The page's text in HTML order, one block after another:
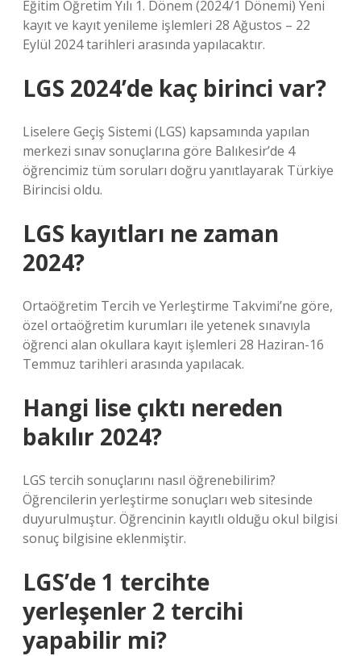
Eğitim Öğretim Yılı 1. Dönem (2024/1 Dönemi) Yeni
kayıt ve kayıt yenileme işlemleri 28 Ağustos – 22
Eylül 2024 tarihleri ​​arasında yapılacaktır.
LGS 2024’de kaç birinci var?
Liselere Geçiş Sistemi (LGS) kapsamında yapılan
merkezi sınav sonuçlarına göre Balıkesir’de 4
öğrencimiz tüm soruları doğru yanıtlayarak Türkiye
Birincisi oldu.
LGS kayıtları ne zaman
2024?
Ortaöğretim Tercih ve Yerleştirme Takvimi’ne göre,
özel ortaöğretim kurumları ile yetenek sınavıyla
öğrenci alan okullara kayıt işlemleri 28 Haziran-16
Temmuz tarihleri ​​arasında yapılacak.
Hangi lise çıktı nereden
bakılır 2024?
LGS tercih sonuçlarını nasıl öğrenebilirim?
Öğrencilerin yerleştirme sonuçları web sitesinde
duyurulmuştur. Öğrencinin kayıtlı olduğu okul bilgisi
sonuç bilgisine eklenmiştir.
LGS’de 1 tercihte
yerleşenler 2 tercihi
yapabilir mi?